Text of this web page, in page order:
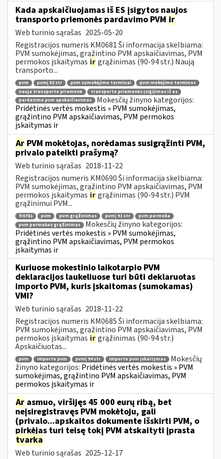
Kada apskaičiuojamas iš ES įsigytos naujos
transporto priemonės pardavimo PVM ir
Web turinio sąrašas 2025-05-20
Registracijos numeris KM0681 Ši informacija skelbiama:
PVM sumokėjimas, grąžintino PVM apskaičiavimas, PVM
permokos įskaitymas irgrąžinimas (90-94 str.) Naują
transporto...
pvm pvmį 92 str pvm sumokėjimo terminai
pvm mokėjimo terminas
nauja transporto priemonė
transporto priemonės įsigijimas iš es
pardavimo pvm apskaičiavimas
Mokesčių žinyno kategorijos:
Pridėtinės vertės mokestis » PVM sumokėjimas,
grąžintino PVM apskaičiavimas, PVM permokos
įskaitymas ir
Ar PVM mokėtojas, norėdamas susigrąžinti PVM,
privalo pateikti prašymą?
Web turinio sąrašas 2018-11-22
Registracijos numeris KM0690 Ši informacija skelbiama:
PVM sumokėjimas, grąžintino PVM apskaičiavimas, PVM
permokos įskaitymas irgrąžinimas (90-94 str.) PVM
grąžinimui PVM...
fr0781 pvm pvm grąžinimas pvmį 91 str
pvm permoka
pvm permokos grąžinimas
Mokesčių žinyno kategorijos:
Pridėtinės vertės mokestis » PVM sumokėjimas,
grąžintino PVM apskaičiavimas, PVM permokos
įskaitymas ir
Kuriuose mokestinio laikotarpio PVM
deklaracijos laukeliuose turi būti deklaruotas
importo PVM, kuris įskaitomas (sumokamas)
VMI?
Web turinio sąrašas 2018-11-22
Registracijos numeris KM0685 Ši informacija skelbiama:
PVM sumokėjimas, grąžintino PVM apskaičiavimas, PVM
permokos įskaitymas irgrąžinimas (90-94 str.)
Apskaičiuotas...
pvm importo pvm pvmį 94 str importo pvm įskaitymas
Mokesčių
žinyno kategorijos: Pridėtinės vertės mokestis » PVM
sumokėjimas, grąžintino PVM apskaičiavimas, PVM
permokos įskaitymas ir
Ar asmuo, viršijęs 45 000 eurų ribą, bet
neįsiregistravęs PVM mokėtoju, gali
(privalo...apskaitos dokumente išskirti PVM, o
pirkėjas turi teisę tokį PVM atskaityti įprasta
tvarka
Web turinio sąrašas 2025-12-17